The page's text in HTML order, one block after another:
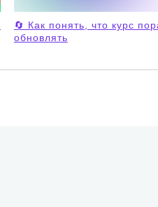
🔄 Как понять, что курс
обновлять